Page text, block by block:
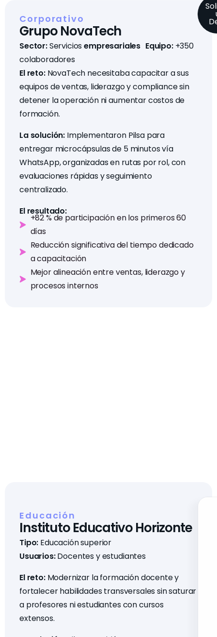
Corporativo
Grupo NovaTech
Sector:Serviciosempresariales Equipo:+350
colaboradores
El reto:NovaTech necesitaba capacitar a sus
equipos de ventas, liderazgo y compliance sin
detener la operación ni aumentar costos de
formación.
La solución: Implementaron Pilsa para
entregar microcápsulas de 5 minutos vía
WhatsApp, organizadas en rutas por rol, con
evaluaciones rápidas y seguimiento
centralizado.
El resultado:
+82 % de participación en los primeros 60
días
Reducción significativa del tiempo dedicado
a capacitación
Mejor alineación entre ventas, liderazgo y
procesos internos
Educación
Instituto Educativo Horizonte
Tipo: Educación superior
Usuarios:Docentes y estudiantes
El reto:Modernizar la formación docente y
fortalecer habilidades transversales sin saturar
a profesores ni estudiantes con cursos
extensos.